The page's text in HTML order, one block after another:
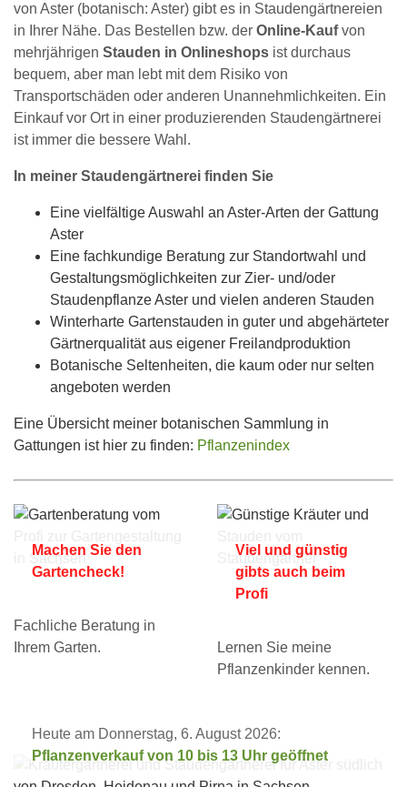
von Aster (botanisch: Aster) gibt es in Staudengärtnereien
in Ihrer Nähe. Das Bestellen bzw. der Online-Kaufvon
mehrjährigen Stauden in Onlineshops ist durchaus
bequem, aber man lebt mit dem Risiko von
Transportschäden oder anderen Unannehmlichkeiten. Ein
Einkauf vor Ort in einer produzierenden Staudengärtnerei
ist immer die bessere Wahl.
In meiner Staudengärtnerei finden Sie
Eine vielfältige Auswahl an Aster-Arten der Gattung
Aster
Eine fachkundige Beratung zur Standortwahl und
Gestaltungsmöglichkeiten zur Zier- und/oder
Staudenpflanze Aster und vielen anderen Stauden
Winterharte Gartenstauden in guter und abgehärteter
Gärtnerqualität aus eigener Freilandproduktion
Botanische Seltenheiten, die kaum oder nur selten
angeboten werden
Eine Übersicht meiner botanischen Sammlung in
Gattungen ist hier zu finden: Pflanzenindex
Machen Sie den
Gartencheck!
Fachliche Beratung in
Ihrem Garten.
Viel und günstig
gibts auch beim
Profi
Lernen Sie meine
Pflanzenkinder kennen.
Heute am Donnerstag, 6. August 2026:
Pflanzenverkauf von 10 bis 13 Uhr geöffnet